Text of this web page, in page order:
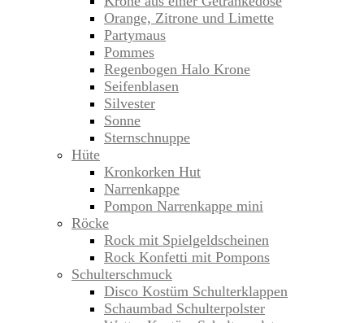
Orange, Zitrone und Limette
Partymaus
Pommes
Regenbogen Halo Krone
Seifenblasen
Silvester
Sonne
Sternschnuppe
Hüte
Kronkorken Hut
Narrenkappe
Pompon Narrenkappe mini
Röcke
Rock mit Spielgeldscheinen
Rock Konfetti mit Pompons
Schulterschmuck
Disco Kostüm Schulterklappen
Schaumbad Schulterpolster